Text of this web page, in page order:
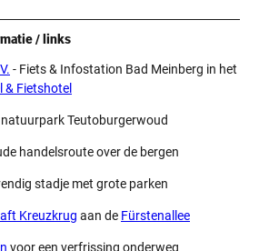
/ links
- Fiets & Infostation Bad Meinberg in het
& Fietshotel
Teutoburgerwoud
handelsroute over de bergen
stadje met grote parken
Kreuzkrug aan de Fürstenallee
voor een verfrissing onderweg